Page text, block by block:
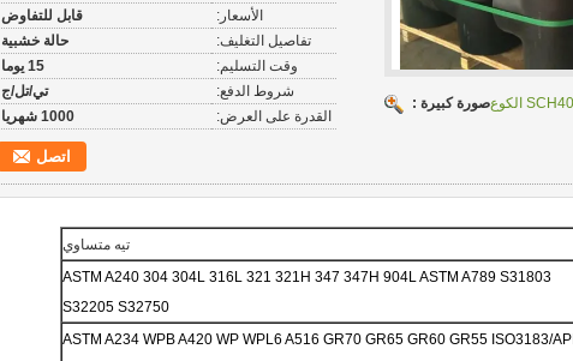
صورة كبيرة :
الأسعار:
قابل للتفاوض
تفاصيل التغليف:
حالة خشبية
وقت التسليم:
15 يوما
شروط الدفع:
تي/تل/ج
القدرة على العرض:
1000 شهريا
اتصل
تيه متساوي
ASTM A240 304 304L 316L 321 321H 347 347H 904L ASTM A789 S31803
S32205 S32750
ASTM A234 WPB A420 WP WPL6 A516 GR70 GR65 GR60 GR55 ISO3183/API